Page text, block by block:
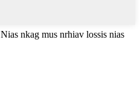
Nias nkag mus nrhiav lossis nias